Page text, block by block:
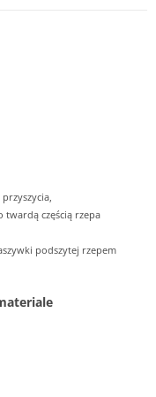
twardą częścią rzepa
podszytej rzepem